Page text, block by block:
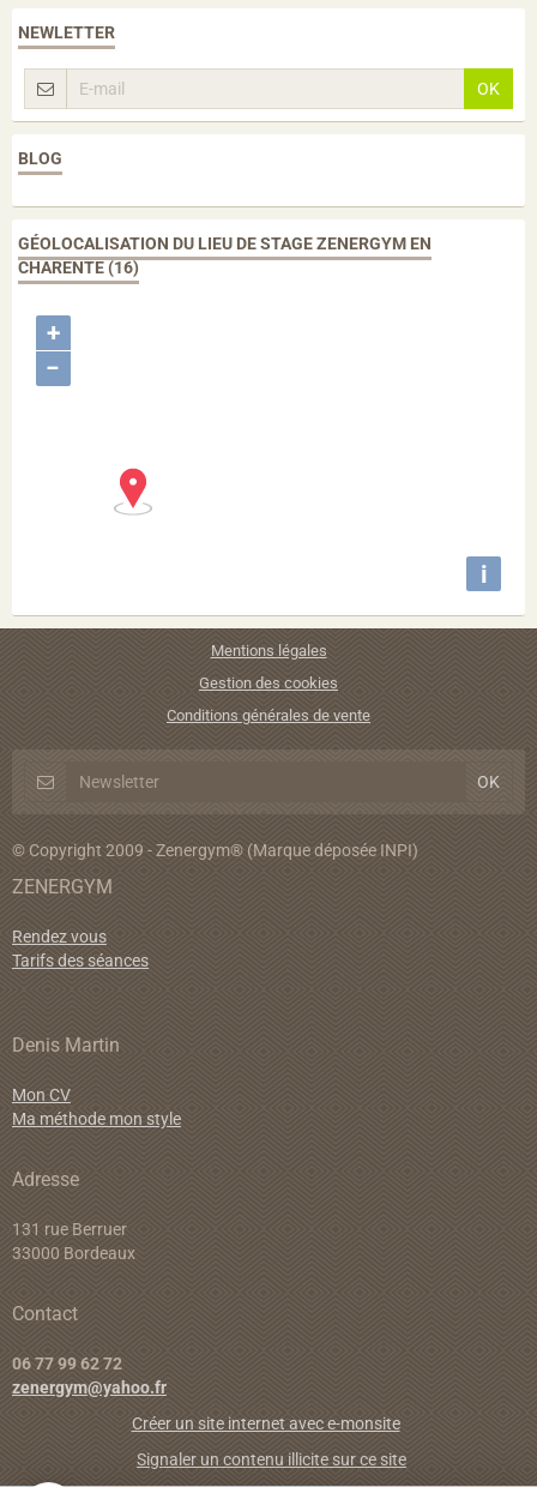
NEWLETTER
OK
BLOG
GÉOLOCALISATION DU LIEU DE STAGE ZENERGYM EN
CHARENTE (16)
+
−
i
Mentions légales
Gestion des cookies
Conditions générales de vente
© Copyright 2009 - Zenergym® (Marque déposée INPI)
ZENERGYM
Rendez vous
Tarifs des séances
Denis Martin
Mon CV
Ma méthode mon style
Adresse
131 rue Berruer
33000 Bordeaux
Contact
06 77 99 62 72
zenergym@yahoo.fr
Créer un site internet avec e-monsite
Signaler un contenu illicite sur ce site